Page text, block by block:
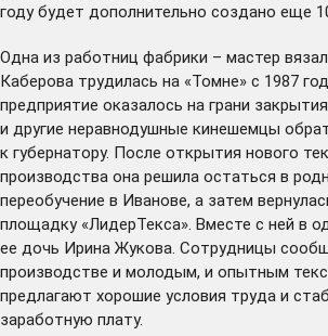
году будет дополнительно создано еще
Одна из работниц фабрики – мастер
Каберова трудилась на «Томне» с 1987
предприятие оказалось на грани
и другие неравнодушные кинешемцы
к губернатору. После открытия нового
производства она решила остаться в
переобучение в Иванове, а затем
площадку «ЛидерТекса». Вместе с ней в
ее дочь Ирина Жукова. Сотрудницы
производстве и молодым, и опытным
предлагают хорошие условия труда и
заработную плату.